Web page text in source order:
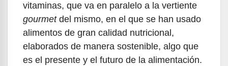
vitaminas, que va en paralelo a la vertiente
gourmetdel mismo, en el que se han usado
alimentos de gran calidad nutricional,
elaborados de manera sostenible, algo que
es el presente y el futuro de la alimentación.